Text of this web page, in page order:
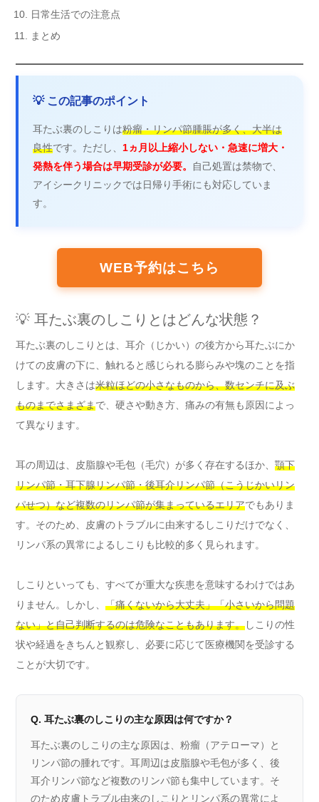
日常生活での注意点
まとめ
💡 この記事のポイント
耳たぶ裏のしこりは粉瘤・リンパ節腫脹が多く、大半は
良性です。ただし、 1ヵ月以上縮小しない・急速に増大・
発熱を伴う場合は早期受診が必要。
自己処置は禁物で、
アイシークリニックでは日帰り手術にも対応していま
す。
WEB予約はこちら
💡 耳たぶ裏のしこりとはどんな状態？
耳たぶ裏のしこりとは、耳介（じかい）の後方から耳たぶにか
けての皮膚の下に、触れると感じられる膨らみや塊のことを指
します。大きさは米粒ほどの小さなものから、数センチに及ぶ
ものまでさまざまで、硬さや動き方、痛みの有無も原因によっ
て異なります。
耳の周辺は、皮脂腺や毛包（毛穴）が多く存在するほか、 顎下
リンパ節・耳下腺リンパ節・後耳介リンパ節（こうじかいリン
パせつ）など複数のリンパ節が集まっているエリアでもありま
す。そのため、皮膚のトラブルに由来するしこりだけでなく、
リンパ系の異常によるしこりも比較的多く見られます。
しこりといっても、すべてが重大な疾患を意味するわけではあ
りません。しかし、 「痛くないから大丈夫」「小さいから問題
ない」と自己判断するのは危険なこともあります。しこりの性
状や経過をきちんと観察し、必要に応じて医療機関を受診する
ことが大切です。
Q. 耳たぶ裏のしこりの主な原因は何ですか？
耳たぶ裏のしこりの主な原因は、粉瘤（アテローマ）と
リンパ節の腫れです。耳周辺は皮脂腺や毛包が多く、後
耳介リンパ節など複数のリンパ節も集中しています。そ
のため皮膚トラブル由来のしこりとリンパ系の異常によ